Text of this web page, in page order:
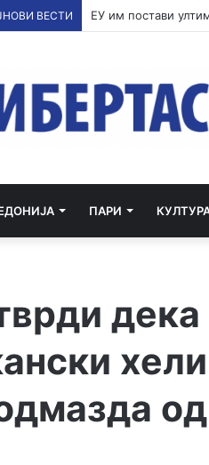
ВЕСТИ По речиси 30
ПАРИ